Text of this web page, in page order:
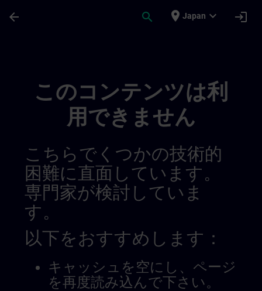
arrow_back search place Japan expand_more login
このコンテンツは利
用できません
こちらでくつかの技術的
困難に直面しています。
専門家が検討していま
す。
以下をおすすめします：
キャッシュを空にし、ページ
を再度読み込んで下さい。